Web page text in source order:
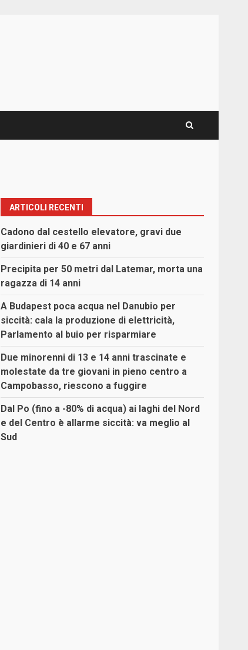
ARTICOLI RECENTI
Cadono dal cestello elevatore, gravi due
giardinieri di 40 e 67 anni
Precipita per 50 metri dal Latemar, morta una
ragazza di 14 anni
A Budapest poca acqua nel Danubio per
siccità: cala la produzione di elettricità,
Parlamento al buio per risparmiare
Due minorenni di 13 e 14 anni trascinate e
molestate da tre giovani in pieno centro a
Campobasso, riescono a fuggire
Dal Po (fino a -80% di acqua) ai laghi del Nord
e del Centro è allarme siccità: va meglio al
Sud